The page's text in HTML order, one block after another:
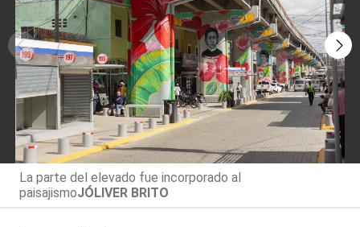
La parte del elevado fue incorporado al
paisajismoJÓLIVER BRITO